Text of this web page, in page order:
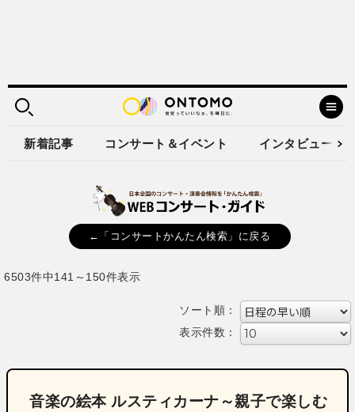
新着記事 コンサート＆イベント インタビュー
←「コンサートかんたん検索」に戻る
6503件中141～150件表示
ソート順：
表示件数：
音楽の絵本 ルスティカーナ～親子で楽しむ